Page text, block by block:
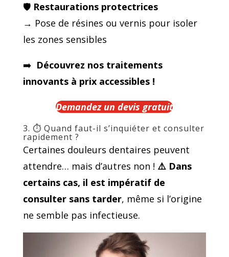
🛡️ Restaurations protectrices
→ Pose de résines ou vernis pour isoler
les zones sensibles
➡️ Découvrez nos traitements
innovants à prix accessibles !
Demandez un devis gratuit
3. ⏱️ Quand faut-il s’inquiéter et consulter
rapidement ?
Certaines douleurs dentaires peuvent
attendre… mais d’autres non ! ⚠️ Dans
certains cas, il est impératif de
consulter sans tarder, même si l’origine
ne semble pas infectieuse.